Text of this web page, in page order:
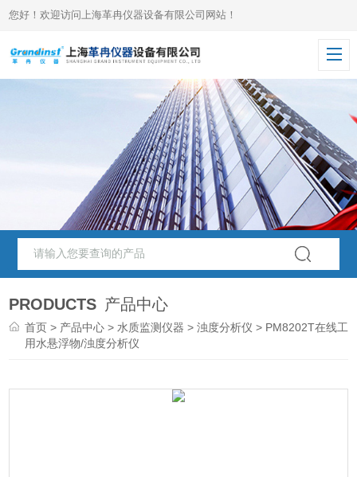
您好！欢迎访问上海革冉仪器设备有限公司网站！
PRODUCTS 产品中心
首页 > 产品中心 > 水质监测仪器 >浊度分析仪 > PM8202T在线工
用水悬浮物/浊度分析仪